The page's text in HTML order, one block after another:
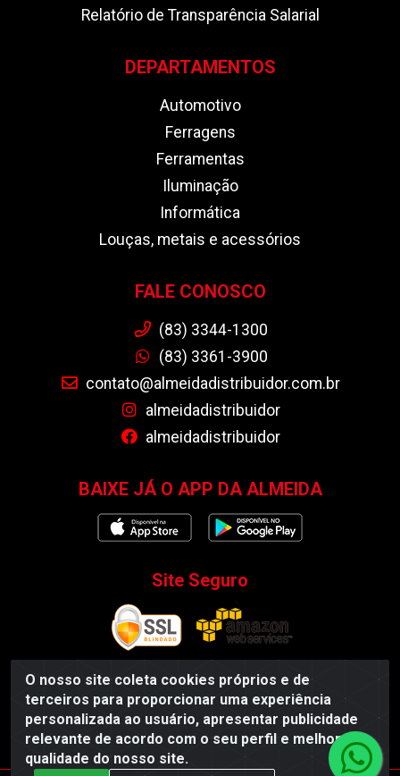
O nosso site coleta cookies próprios e de
terceiros para proporcionar uma experiência
personalizada ao usuário, apresentar publicidade
relevante de acordo com o seu perfil e melhorar a
qualidade do nosso site.
Relatório de Transparência Salarial
DEPARTAMENTOS
Automotivo
Ferragens
Ferramentas
Iluminação
Informática
Louças, metais e acessórios
FALE CONOSCO
(83) 3344-1300
(83) 3361-3900
contato@almeidadistribuidor.com.br
almeidadistribuidor
almeidadistribuidor
BAIXE JÁ O APP DA ALMEIDA
Site Seguro
Almeida Distribuidor - Rodovia BR 104, S/N, Centro -
Esperança/PB - CEP 58135-000 - CNPJ 35.419.548/0001-55